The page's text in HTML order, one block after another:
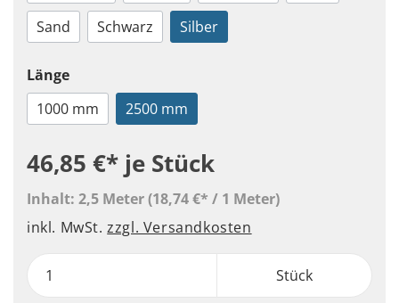
Sand
Schwarz Silber
Länge
1000 mm
2500 mm
46,85 €* je Stück
Inhalt: 2,5 Meter(18,74 €* / 1 Meter)
inkl. MwSt.zzgl. Versandkosten
Stück